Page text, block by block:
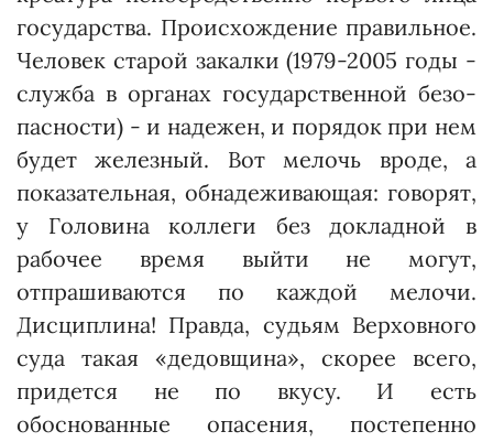
государства. Происхождение правильное.
Человек старой закалки (1979-2005 годы -
служба в органах государственной безо­
пасности) - и надежен, и порядок при нем
будет железный. Вот мелочь вроде, а
показательная, обнадеживающая: говорят,
у Головина коллеги без докладной в
рабочее время выйти не могут,
отпрашиваются по каждой мелочи.
Дисциплина! Правда, судьям Верховного
суда такая «дедовщина», скорее всего,
придется не по вкусу. И есть
обоснованные опасения, постепенно